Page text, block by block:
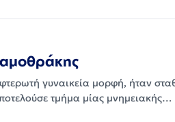
γυναικεία μορφή, ήταν
τμήμα μίας μνημειακής…